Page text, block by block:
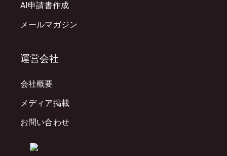
AI申請書作成
メールマガジン
運営会社
会社概要
メディア掲載
お問い合わせ